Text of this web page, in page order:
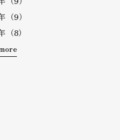
（9）
8）